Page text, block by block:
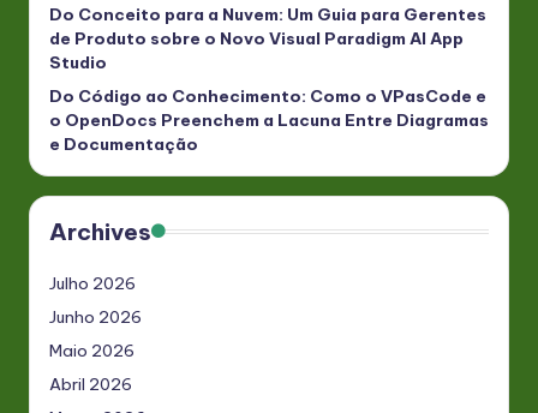
Do Conceito para a Nuvem: Um Guia para Gerentes
de Produto sobre o Novo Visual Paradigm AI App
Studio
Do Código ao Conhecimento: Como o VPasCode e
o OpenDocs Preenchem a Lacuna Entre Diagramas
e Documentação
Archives
Julho 2026
Junho 2026
Maio 2026
Abril 2026